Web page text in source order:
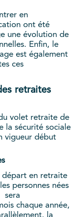
en
ont été
une évolution de
Enfin, le
est également
ces
retraites
volet retraite de
la sécurité sociale
vigueur début
départ en retraite
personnes nées
sera
chaque année,
la